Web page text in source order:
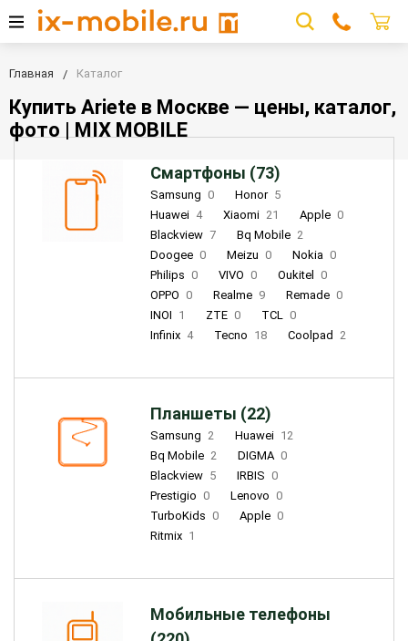
Главная Каталог
Купить Ariete в Москве — цены, каталог,
фото | MIX MOBILE
Смартфоны (73)
Samsung 0 Honor 5
Huawei 4 Xiaomi 21 Apple 0
Blackview 7 Bq Mobile 2
Doogee 0 Meizu 0 Nokia 0
Philips 0 VIVO 0 Oukitel
0
OPPO 0 Realme 9 Remade 0
INOI 1 ZTE 0 TCL 0
Infinix 4 Tecno 18 Coolpad 2
Планшеты (22)
Samsung 2 Huawei 12
Bq Mobile 2 DIGMA 0
Blackview 5 IRBIS 0
Prestigio 0 Lenovo 0
TurboKids 0 Apple 0
Ritmix 1
Мобильные телефоны